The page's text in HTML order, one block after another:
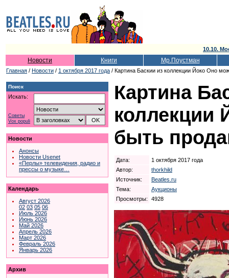
10.10.
Новости Книги Мр.Поустман
Главная / Новости / 1 октября 2017 года / Картина Баскии из коллекции Йоко Оно
Поиск
Искать:
Советы
Vox populi
Новости
Анонсы
Новости Usenet
«Перлы» телевидения, радио и
прессы о музыке…
Календарь
Август 2026
02 03 05 06
Июль 2026
Июнь 2026
Май 2026
Апрель 2026
Март 2026
Февраль 2026
Январь 2026
Архив
Картина
коллекции
быть
Дата:
1 октября 2017 года
Автор:
thorkhild
Источник:
Beatles.ru
Тема:
Аукционы
Просмотры:
4928